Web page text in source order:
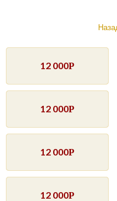
12 000Р
12 000Р
12 000Р
12 000Р